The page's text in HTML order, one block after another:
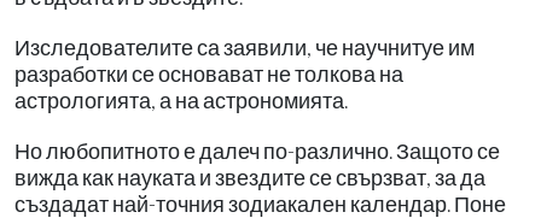
Изследователите са заявили, че научнитуе им
разработки се основават не толкова на
астрологията, а на астрономията.
Но любопитното е далеч по-различно. Защото се
вижда как науката и звездите се свързват, за да
създадат най-точния зодиакален календар. Поне